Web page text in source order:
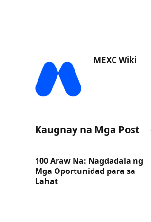
MEXC Wiki
Kaugnay na Mga Post
100 Araw Na: Nagdadala ng
Mga Oportunidad para sa
Lahat